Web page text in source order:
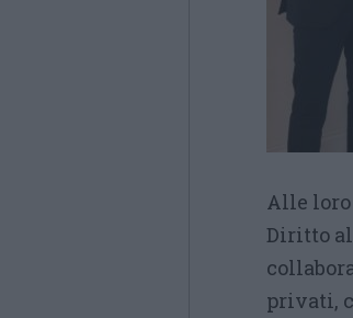
Alle
Diritto
privati,